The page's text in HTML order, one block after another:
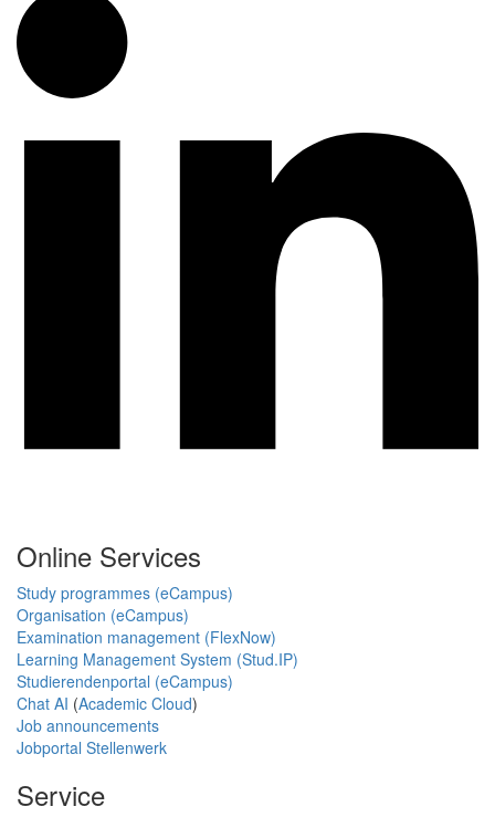
Online Services
Study programmes (eCampus)
Organisation (eCampus)
Examination management (FlexNow)
Learning Management System (Stud.IP)
Studierendenportal (eCampus)
Chat AI (Academic Cloud)
Job announcements
Jobportal Stellenwerk
Service